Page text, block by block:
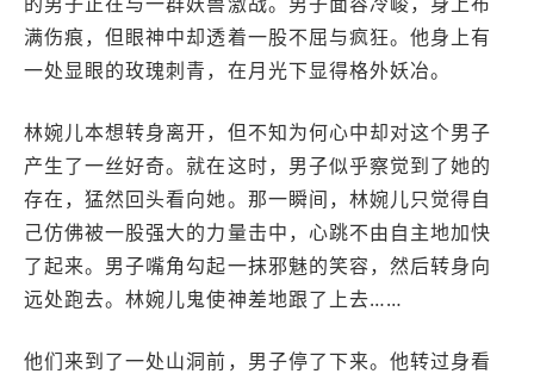
满伤痕，但眼神中却透着一股不屈与疯狂。他身上有
一处显眼的玫瑰刺青，在月光下显得格外妖冶。
林婉儿本想转身离开，但不知为何心中却对这个男子
产生了一丝好奇。就在这时，男子似乎察觉到了她的
存在，猛然回头看向她。那一瞬间，林婉儿只觉得自
己仿佛被一股强大的力量击中，心跳不由自主地加快
了起来。男子嘴角勾起一抹邪魅的笑容，然后转身向
远处跑去。林婉儿鬼使神差地跟了上去……
他们来到了一处山洞前，男子停了下来。他转过身看